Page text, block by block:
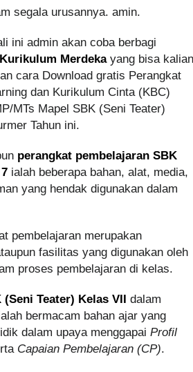
segala urusannya. amin.
ini admin akan coba berbagi
Merdekayang bisa kalian
cara Download gratis Perangkat
dan Kurikulum Cinta (KBC)
MTs Mapel SBK (Seni Teater)
Tahun ini.
perangkat pembelajaran SBK
ialah beberapa bahan, alat, media,
yang hendak digunakan dalam
pembelajaran merupakan
fasilitas yang digunakan oleh
proses pembelajaran di kelas.
Teater) Kelas VII
dalam
bermacam bahan ajar yang
dalam upaya menggapai Profil
Capaian Pembelajaran (CP).